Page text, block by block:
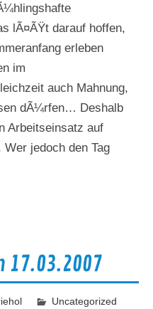
lÃ¤ÃŸt darauf hoffen,
erleben
im
auch Mahnung,
dÃ¼rfen… Deshalb
Arbeitseinsatz auf
jedoch den Tag
Uncategorized